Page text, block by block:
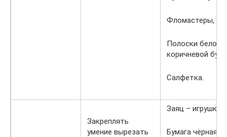
Фломастеры,
Полоски белой и
коричневой
Салфетка.
Закреплять
умение вырезать
Заяц – игрушка,
Бумага чёрная